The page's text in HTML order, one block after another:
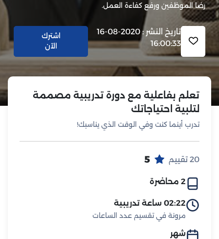
تعلم بفاعلية مع دورة تدريبية مصممة
لتلبية احتياجاتك
تدرب أينما كنت وفي الوقت الذي يناسبك!
20 تقييم 5
2 محاضرة
02:22 ساعة تدريبية
مرونة في تقسيم عدد الساعات
شهر
رضا الموظفين ورفع كفاءة العمل.
تاريخ النشر : 2020-08-16
16:00:33
اشترك
الآن